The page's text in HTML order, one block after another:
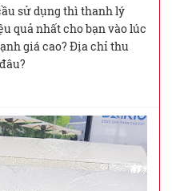
sử dụng thì thanh lý
quả nhất cho bạn vào lúc
giá cao? Địa chỉ thu